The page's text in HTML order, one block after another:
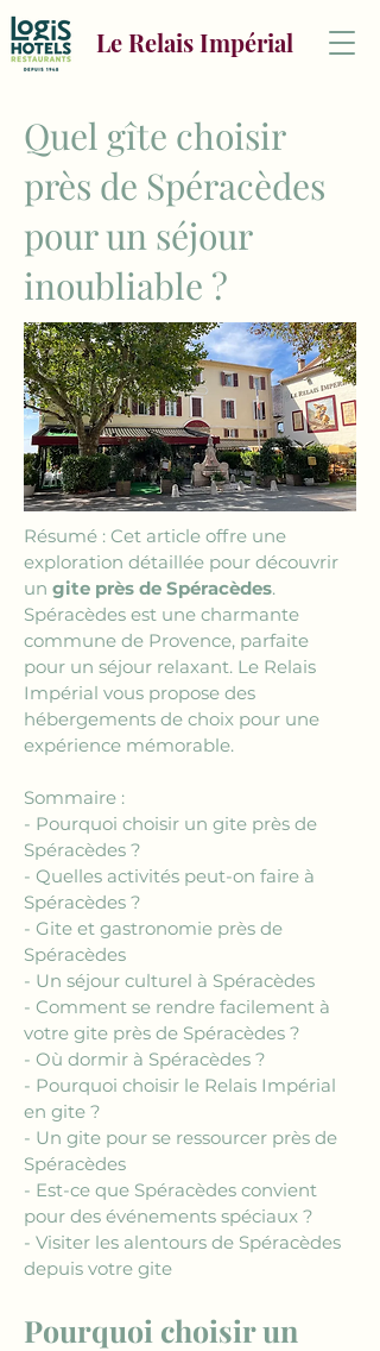
Le Relais Impérial
Quel gîte choisir
près de Spéracèdes
pour un séjour
inoubliable ?
Résumé : Cet article offre une
exploration détaillée pour découvrir
un gite près de Spéracèdes.
Spéracèdes est une charmante
commune de Provence, parfaite
pour un séjour relaxant. Le Relais
Impérial vous propose des
hébergements de choix pour une
expérience mémorable.
Sommaire :
- Pourquoi choisir un gite près de
Spéracèdes ?
- Quelles activités peut-on faire à
Spéracèdes ?
- Gite et gastronomie près de
Spéracèdes
- Un séjour culturel à Spéracèdes
- Comment se rendre facilement à
votre gite près de Spéracèdes ?
- Où dormir à Spéracèdes ?
- Pourquoi choisir le Relais Impérial
en gite ?
- Un gite pour se ressourcer près de
Spéracèdes
- Est-ce que Spéracèdes convient
pour des événements spéciaux ?
- Visiter les alentours de Spéracèdes
depuis votre gite
Pourquoi choisir un